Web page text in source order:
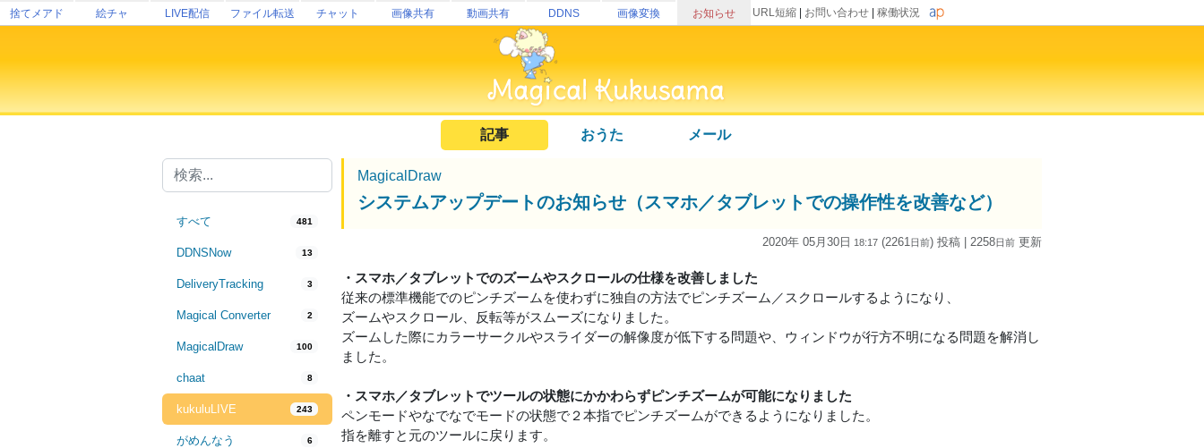
捨てメアド 絵チャ LIVE配信 ファイル転送 チャット 画像共有 動画共有 DDNS 画像変換 お知らせ URL短縮 お問い合わせ 稼働状況
記事 おうた メール
すべて 481
DDNSNow 13
DeliveryTracking 3
Magical Converter 2
MagicalDraw 100
chaat 8
kukuluLIVE 243
がめんなう 6
MagicalDraw
システムアップデートのお知らせ（スマホ／タブレットでの操作性を改善など）
2020年 05月30日 18:17 (2261日前) 投稿 | 2258日前 更新
・スマホ／タブレットでのズームやスクロールの仕様を改善しました
従来の標準機能でのピンチズームを使わずに独自の方法でピンチズーム／スクロールするようになり、
ズームやスクロール、反転等がスムーズになりました。
ズームした際にカラーサークルやスライダーの解像度が低下する問題や、ウィンドウが行方不明になる問題を解消し
ました。
・スマホ／タブレットでツールの状態にかかわらずピンチズームが可能になりました
ペンモードやなでなでモードの状態で２本指でピンチズームができるようになりました。
指を離すと元のツールに戻ります。